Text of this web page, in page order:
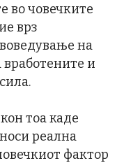
во човечките
врз
на
вработените и
тоа каде
реална
фактор